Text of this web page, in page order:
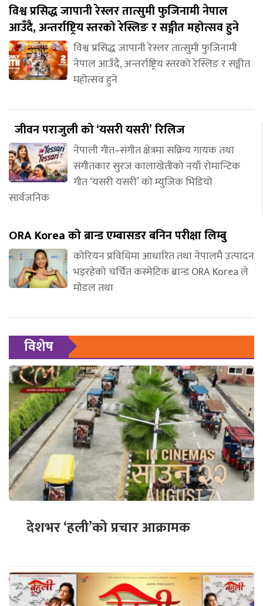
विश्व प्रसिद्ध जापानी रेस्लर तात्सुमी फुजिनामी नेपाल
आउँदै, अन्तर्राष्ट्रिय स्तरको रेस्लिङ र सङ्गीत महोत्सव हुने
विश्व प्रसिद्ध जापानी रेस्लर तात्सुमी फुजिनामी
नेपाल आउँदै, अन्तर्राष्ट्रिय स्तरको रेस्लिङ र सङ्गीत
महोत्सव हुने
जीवन पराजुली को ‘यसरी यसरी’ रिलिज
नेपाली गीत–संगीत क्षेत्रमा सक्रिय गायक तथा
संगीतकार सुरज कालाखेतीको नयाँ रोमान्टिक
गीत ‘यसरी यसरी’ को म्युजिक भिडियो
सार्वजनिक
ORA Korea को ब्रान्ड एम्बासडर बनिन परीक्षा लिम्बु
कोरियन प्रविधिमा आधारित तथा नेपालमै उत्पादन
भइरहेको चर्चित कस्मेटिक ब्रान्ड ORA Korea ले
मोडल तथा
विशेष
देशभर ‘हली’को प्रचार आक्रामक